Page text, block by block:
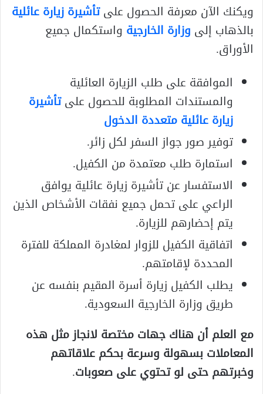
ويكنك الآن معرفة الحصول علىتأشيرة زيارة عائلية
بالذهاب إلى وزارة الخارجية واستكمال جميع
الأوراق.
الموافقة على طلب الزيارة العائلية
والمستندات المطلوبة للحصول علىتأشيرة
زيارة عائلية متعددة الدخول
توفير صور جواز السفر لكل زائر.
استمارة طلب معتمدة من الكفيل.
الاستفسار عن تأشيرة زيارة عائلية يوافق
الراعي على تحمل جميع نفقات الأشخاص الذين
يتم إحضارهم للزيارة.
اتفاقية الكفيل للزوار لمغادرة المملكة للفترة
المحددة لإقامتهم.
يطلب الكفيل زيارة أسرة المقيم بنفسه عن
طريق وزارة الخارجية السعودية.
مع العلم أن هناك جهات مختصة لانجاز مثل هذه
المعاملات بسهولة وسرعة بحكم علاقاتهم
وخبرتهم حتى لو تحتوي على صعوبات.